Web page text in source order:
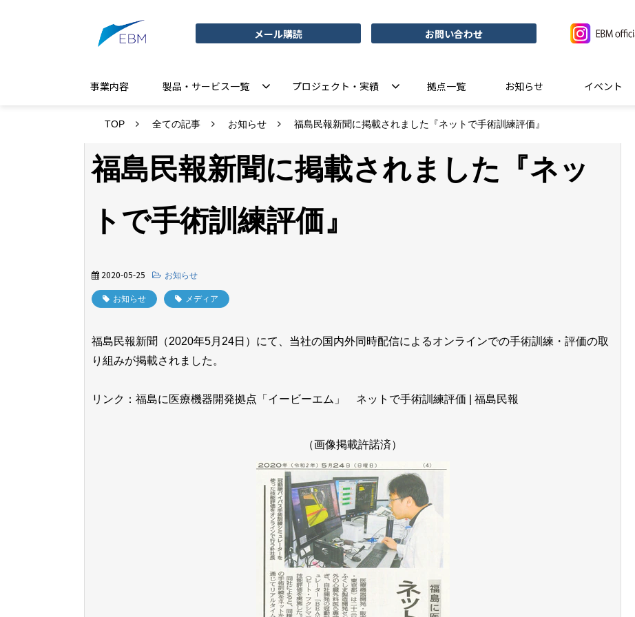
メール購読 お問い合わせ
事業内容 製品・サービス一覧 プロジェクト・実績 拠点一覧 お知らせ イベント
TOP 全ての記事 お知らせ 福島民報新聞に掲載されました『ネットで手術訓練評価』
福島民報新聞に掲載されました『ネッ
トで手術訓練評価』
2020-05-25 お知らせ
お知らせ メディア
福島民報新聞（2020年5月24日）にて、当社の国内外同時配信によるオンラインでの手術訓練・評価の取
り組みが掲載されました。
リンク：福島に医療機器開発拠点「イービーエム」 ネットで手術訓練評価 | 福島民報
（画像掲載許諾済）